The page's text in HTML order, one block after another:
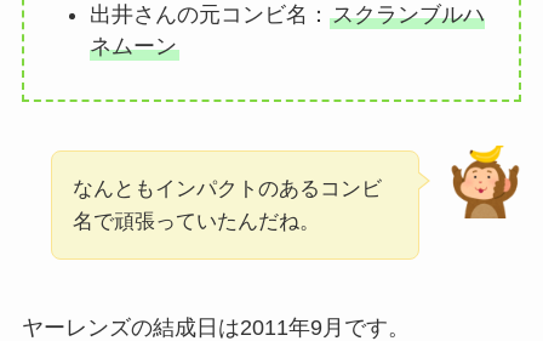
出井さんの元コンビ名： スクランブルハ
ネムーン
なんともインパクトのあるコンビ
名で頑張っていたんだね。
ヤーレンズの結成日は2011年9月です。